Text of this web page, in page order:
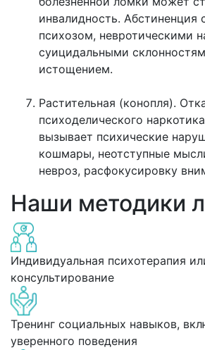
инвалидность. Абстиненция
психозом, невротическими
суицидальными
истощением.
Растительная (конопля).
психоделического
вызывает психические
кошмары, неотступные
невроз, расфокусировку
Наши методики
Индивидуальная психотерапия
консультирование
Тренинг социальных навыков,
уверенного поведения